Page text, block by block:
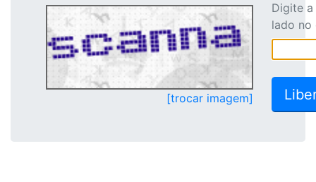
[trocar imagem]
Digite
lado no